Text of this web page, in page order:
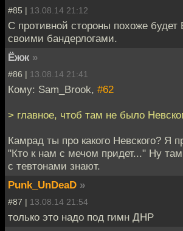
#85 | 13.08.14 21:12
С противной стороны похоже
своими бандерлогами.
Ёжж »
#86 | 13.08.14 21:41
Кому: Sam_Brook, #62
> главное, чтоб там не было
Камрад ты про какого Невского? Я
"Кто к нам с мечом придет..." Ну
с тевтонами знают.
Punk_UnDeaD »
#87 | 13.08.14 21:54
только это надо под гимн ДНР